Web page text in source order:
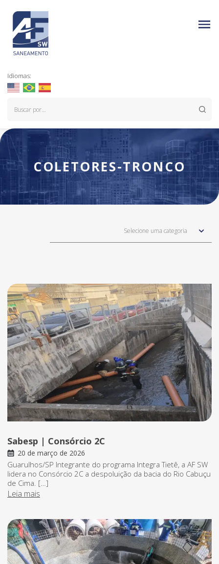
Idiomas:
COLETORES-TRONCO
Selecione uma categoria
Sabesp | Consórcio 2C
20 de março de 2026
Guarulhos/SP Integrante do programa Integra Tietê, a AF SW
lidera no Consórcio 2C a despoluição da bacia do Rio Cabuçu
de Cima. […]
Leia mais